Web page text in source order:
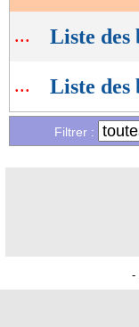
... Liste des
... Liste des
Filtrer :
-